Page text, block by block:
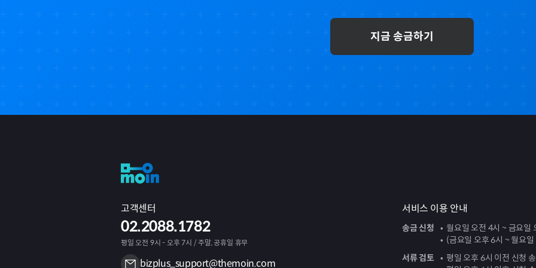
지금 송금하기
고객센터
02.2088.1782
평일 오전 9시 - 오후 7시 / 주말, 공휴일 휴무
bizplus_support@themoin.com
서비스 이용 안내
송금 신청
월요일 오전 4시 ~ 금요일
(금요일 오후 6시 ~ 월요
서류 검토
평일 오후 6시 이전 신청